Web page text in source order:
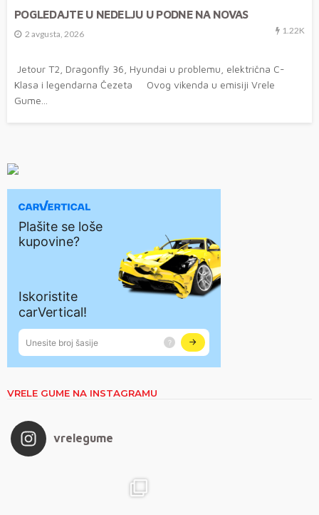
POGLEDAJTE U NEDELJU U PODNE NA NOVAS
2 avgusta, 2026 1.22K
Jetour T2, Dragonfly 36, Hyundai u problemu, električna C-
Klasa i legendarna Čezeta Ovog vikenda u emisiji Vrele
Gume...
VRELE GUME NA INSTAGRAMU
vrelegume